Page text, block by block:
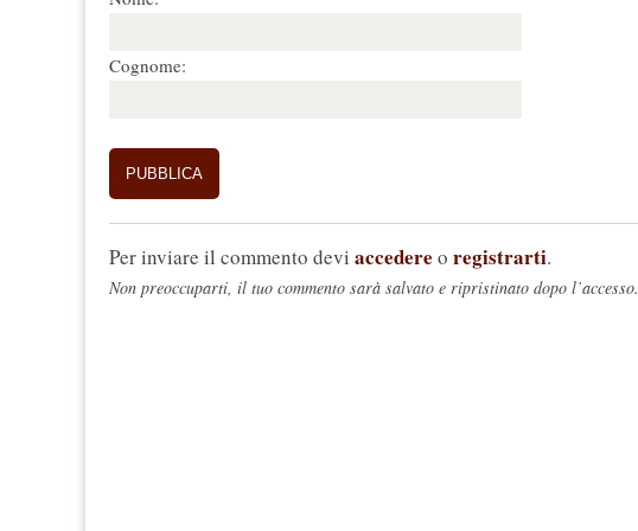
Cognome:
Per inviare il commento devi accedere o registrarti.
Non preoccuparti, il tuo commento sarà salvato e ripristinato dopo l’accesso.